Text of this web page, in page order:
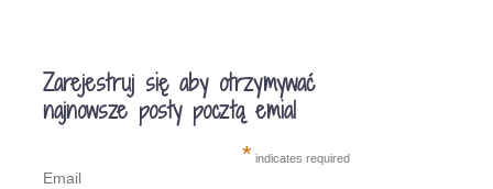
Zarejestruj się aby otrzymywać
najnowsze posty pocztą emial
* indicates required
Email